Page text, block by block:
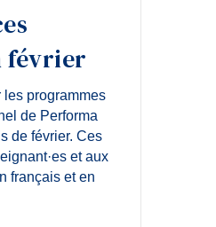
février
les programmes
de Performa
de février. Ces
et aux
français et en